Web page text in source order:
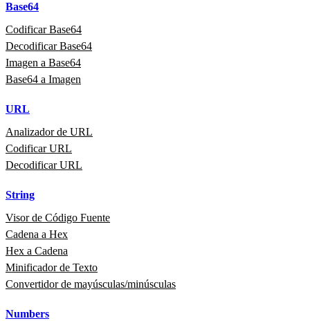
Base64
Codificar Base64
Decodificar Base64
Imagen a Base64
Base64 a Imagen
URL
Analizador de URL
Codificar URL
Decodificar URL
String
Visor de Código Fuente
Cadena a Hex
Hex a Cadena
Minificador de Texto
Convertidor de mayúsculas/minúsculas
Numbers